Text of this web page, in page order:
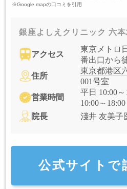
※Google mapの口コミを引用
銀座よしえクリニック 六
アクセス
東京メトロ
番出口から
住所
東京都港区
001号室
営業時間
平日 10:00
10:00～18:00
院長
淺井 友美子
公式サイトで